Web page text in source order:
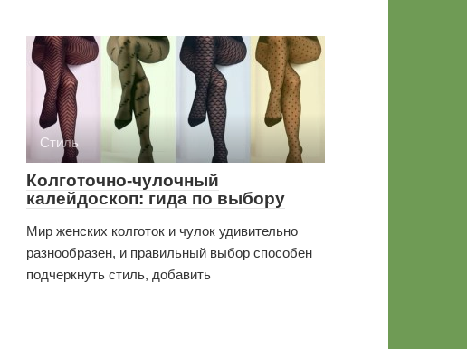
Стиль
Колготочно-чулочный
калейдоскоп: гида по выбору
Мир женских колготок и чулок удивительно
разнообразен, и правильный выбор способен
подчеркнуть стиль, добавить